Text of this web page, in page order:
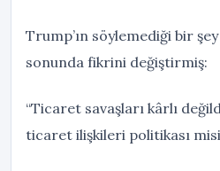
Trump’ın söylemediği bir
sonunda fikrini değiştirmiş:
“Ticaret savaşları kârlı
ticaret ilişkileri politikası